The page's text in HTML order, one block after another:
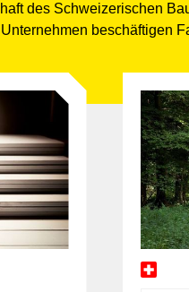
des Schweizerischen
beschäftigen